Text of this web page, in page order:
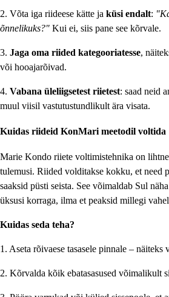
2. Võta iga riideese kätte ja küsi endalt:
õnnelikuks?" Kui ei, siis pane see kõrvale.
3. Jaga oma riided kategooriatesse,
või hooajarõivad.
4. Vabana üleliigsetest riietest: saad neid
muul viisil vastutustundlikult ära visata.
Kuidas riideid KonMari meetodil voltida
Marie Kondo riiete voltimistehnika on
tulemusi. Riided volditakse kokku, et need
saaksid püsti seista. See võimaldab Sul
üksusi korraga, ilma et peaksid millegi
Kuidas seda teha?
1. Aseta rõivaese tasasele pinnale – näiteks
2. Kõrvalda kõik ebatasasused võimalikult